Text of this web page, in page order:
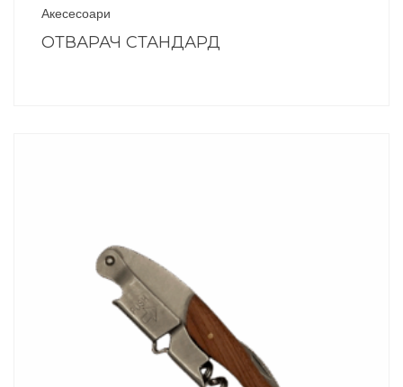
Акесесоари
ОТВАРАЧ СТАНДАРД